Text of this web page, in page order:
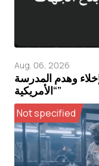
Aug. 06, 2026
وهدم المدرسة
“الأمريكية”
Not specified